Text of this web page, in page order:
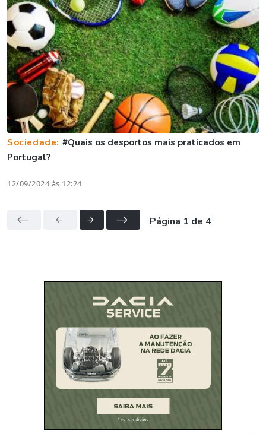
Sociedade: #Quais os desportos mais praticados em
Portugal?
12/09/2024 às 12:24
Página 1 de 4